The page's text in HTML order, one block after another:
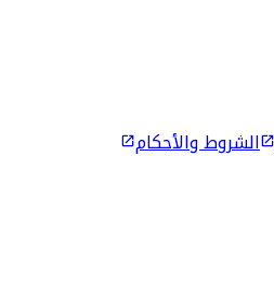
الشروط والأحكام